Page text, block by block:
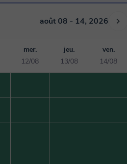
août 08 - 14, 2026
mer.
12/08
jeu.
13/08
ven.
14/08